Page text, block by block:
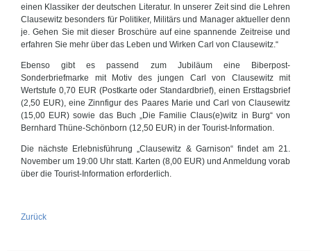
einen Klassiker der deutschen Literatur. In unserer Zeit sind die Lehren
Clausewitz besonders für Politiker, Militärs und Manager aktueller denn
je. Gehen Sie mit dieser Broschüre auf eine spannende Zeitreise und
erfahren Sie mehr über das Leben und Wirken Carl von Clausewitz.“
Ebenso gibt es passend zum Jubiläum eine Biberpost-
Sonderbriefmarke mit Motiv des jungen Carl von Clausewitz mit
Wertstufe 0,70 EUR (Postkarte oder Standardbrief), einen Ersttagsbrief
(2,50 EUR), eine Zinnfigur des Paares Marie und Carl von Clausewitz
(15,00 EUR) sowie das Buch „Die Familie Claus(e)witz in Burg“ von
Bernhard Thüne-Schönborn (12,50 EUR) in der Tourist-Information.
Die nächste Erlebnisführung „Clausewitz & Garnison“ findet am 21.
November um 19:00 Uhr statt. Karten (8,00 EUR) und Anmeldung vorab
über die Tourist-Information erforderlich.
Zurück